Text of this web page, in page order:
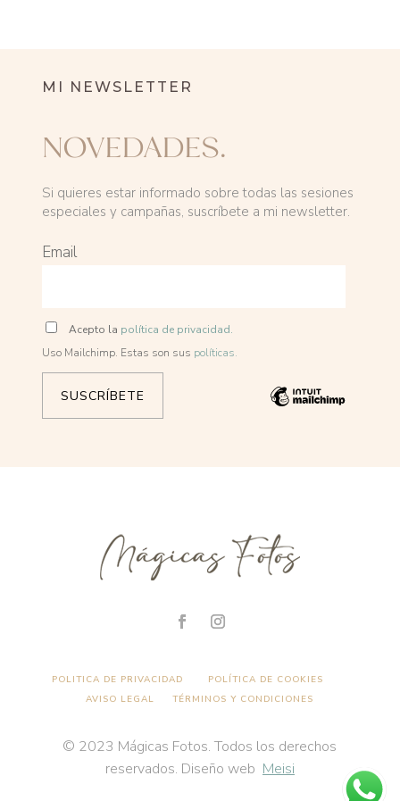
MI NEWSLETTER
NOVEDADES.
Si quieres estar informado sobre todas las sesiones
especiales y campañas, suscríbete a mi newsletter.
Email
Acepto la política de privacidad.
Uso Mailchimp. Estas son sus políticas.
POLITICA DE PRIVACIDAD
POLÍTICA DE COOKIES
AVISO LEGAL
TÉRMINOS Y CONDICIONES
© 2023 Mágicas Fotos. Todos los derechos
reservados. Diseño web Meisi